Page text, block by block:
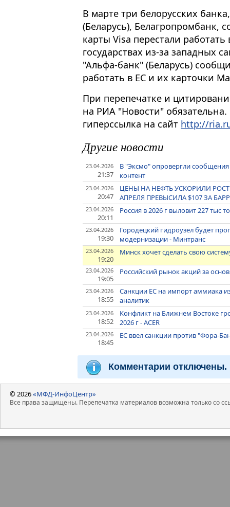
В марте три белорусских
(Беларусь),
карты Visa перестали
государствах из-за западных
"Альфа-банк" (Беларусь)
работать в ЕС и их карточки
При перепечатке и
на РИА "Новости"
гиперссылка на сайт http://
Другие новости
23.04.2026
21:37
В "Эксмо" опровергли
контент
23.04.2026
20:47
ЦЕНЫ НА НЕФТЬ УСКОРИЛИ РОСТ
АПРЕЛЯ ПРЕВЫСИЛА $107 ЗА
23.04.2026
20:11
Россия в 2026 г выловит 227 тыс
23.04.2026
19:30
Городецкий гидроузел будет
модернизации - Минтранс
23.04.2026
19:20
Минск хочет сделать свою
23.04.2026
19:05
Российский рынок акций за
23.04.2026
18:55
Санкции ЕС на импорт аммиака
аналитик
23.04.2026
18:52
Конфликт на Ближнем Востоке
2026 г - ACER
23.04.2026
18:45
ЕС ввел санкции против "Фора-
Комментарии отключены.
© 2026«МФД-ИнфоЦентр»
Все права защищены. Перепечатка материалов возможна только со